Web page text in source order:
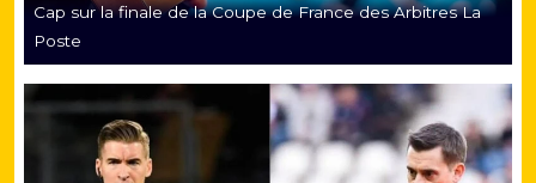
Cap sur la finale de la Coupe de France des Arbitres La
Poste